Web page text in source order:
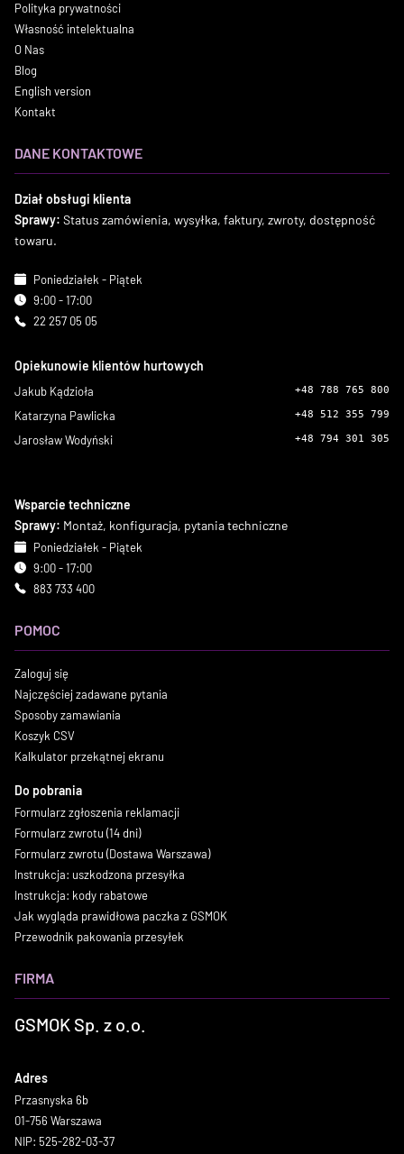
Polityka prywatności
Własność intelektualna
O Nas
Blog
English version
Kontakt
DANE KONTAKTOWE
Dział obsługi klienta
Sprawy: Status zamówienia, wysyłka, faktury, zwroty, dostępność
towaru.
Poniedziałek - Piątek
9:00 - 17:00
22 257 05 05
Opiekunowie klientów hurtowych
Jakub Kądzioła +48 788 765 800
Katarzyna Pawlicka +48 512 355 799
Jarosław Wodyński +48 794 301 305
Wsparcie techniczne
Sprawy: Montaż, konfiguracja, pytania techniczne
Poniedziałek - Piątek
9:00 - 17:00
883 733 400
POMOC
Zaloguj się
Najczęściej zadawane pytania
Sposoby zamawiania
Koszyk CSV
Kalkulator przekątnej ekranu
Do pobrania
Formularz zgłoszenia reklamacji
Formularz zwrotu (14 dni)
Formularz zwrotu (Dostawa Warszawa)
Instrukcja: uszkodzona przesyłka
Instrukcja: kody rabatowe
Jak wygląda prawidłowa paczka z GSMOK
Przewodnik pakowania przesyłek
FIRMA
GSMOK Sp. z o.o.
Adres
Przasnyska 6b
01-756 Warszawa
NIP: 525-282-03-37